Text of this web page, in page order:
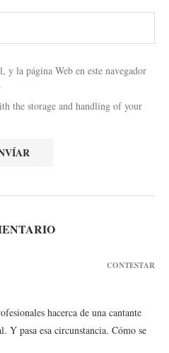
la página Web en este navegador
the storage and handling of your
hacerca de una cantante
Y pasa esa circunstancia. Cómo se
CONTESTAR